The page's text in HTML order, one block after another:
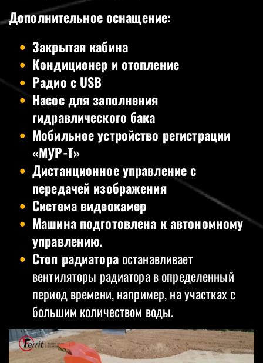
Дополнительное оснащение:
Закрытая кабина
Кондиционер и отопление
Радио с USB
Насос для заполнения
гидравлического бака
Мобильное устройство регистрации
«МУР-T»
Дистанционное управление с
передачей изображения
Система видеокамер
Машина подготовлена к автономному
управлению.
Стоп радиатора останавливает
вентиляторы радиатора в определенный
период времени, например, на участках с
большим количеством воды.